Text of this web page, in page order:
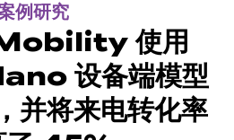
例研究
使用
设备端模型
并将来电转化率